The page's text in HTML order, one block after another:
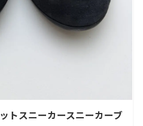
トスニーカースニーカーブ